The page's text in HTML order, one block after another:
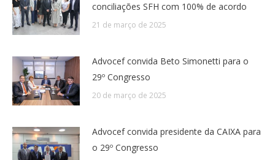
conciliações SFH com 100% de acordo
21 de março de 2025
Advocef convida Beto Simonetti para o
29º Congresso
20 de março de 2025
Advocef convida presidente da CAIXA para
o 29º Congresso